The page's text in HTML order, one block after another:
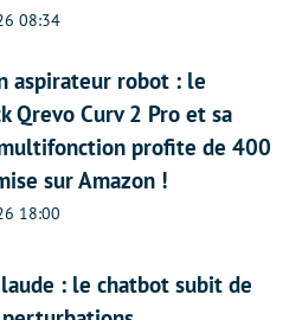
08:34
aspirateur robot : le
Qrevo Curv 2 Pro et sa
profite de 400
sur Amazon !
18:00
: le chatbot subit de